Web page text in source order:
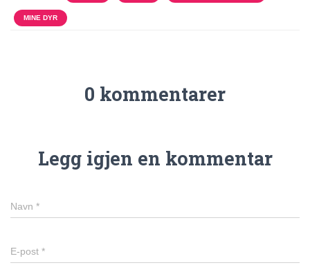
MINE DYR
0 kommentarer
Legg igjen en kommentar
Navn *
E-post *